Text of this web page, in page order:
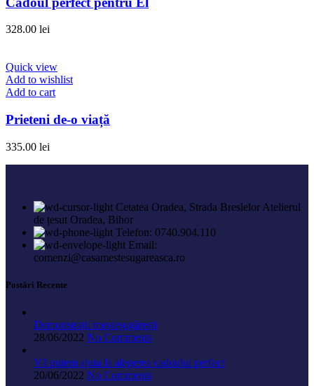
328.00 lei
Quick view
Add to wishlist
Add to cart
Prieteni de-o viață
335.00 lei
Cetatea Oradea, Strada Breslelor Atelierul
de țesut Oradea, Bihor
Telefon: 0740.904.110
Email:
comenzi@casamestesugareasca.ro
Postări Recente
Demonstrații meșteșugărești
28/06/2022 No Comments
Vă putem ajuta la alegerea cadoului perfect
20/06/2022 No Comments